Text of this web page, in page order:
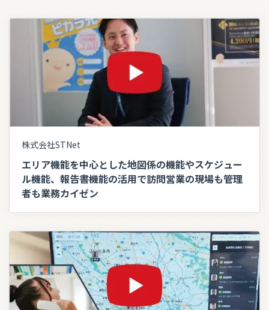
株式会社STNet
エリア機能を中心とした地図係の機能やスケジュー
ル機能、報告書機能の活用で訪問営業の現場も管理
者も業務カイゼン